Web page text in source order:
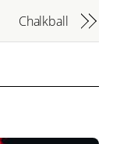
Chalkball